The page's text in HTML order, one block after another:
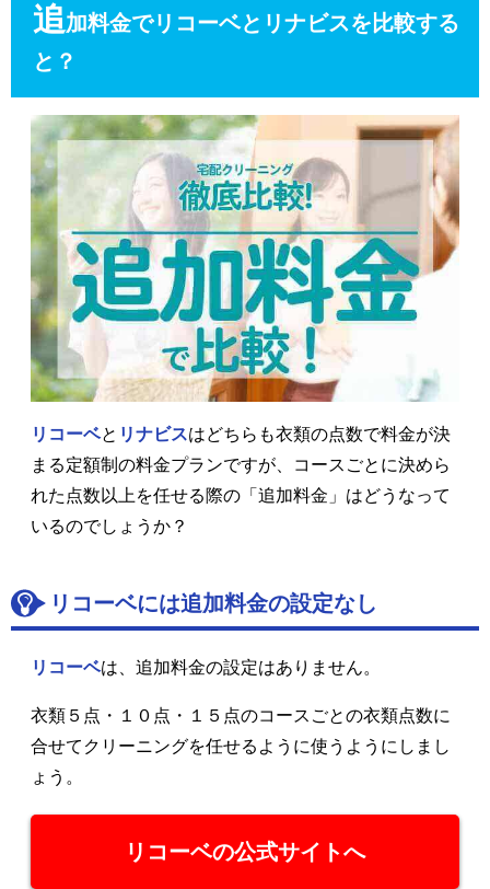
追加料金でリコーベとリナビスを比較する
と？
リコーベと リナビスはどちらも衣類の点数で料金が決
まる定額制の料金プランですが、コースごとに決めら
れた点数以上を任せる際の「追加料金」はどうなって
いるのでしょうか？
リコーベには追加料金の設定なし
リコーベは、追加料金の設定はありません。
衣類５点・１０点・１５点のコースごとの衣類点数に
合せてクリーニングを任せるように使うようにしまし
ょう。
リコーベの公式サイトへ